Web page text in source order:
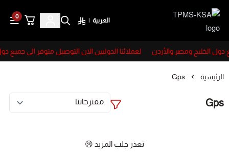
TPMS-KSA
العربية |
0
دول الخليج ومصر والأردن لعملائنا الدوليين الان التوصيل متوفر الى جميع
الرئيسية Gps
Gps
تعذر جلب المزيد 😢